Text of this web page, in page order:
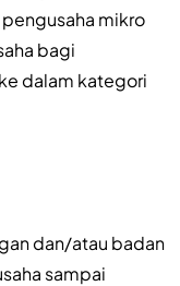
mikro
bagi
dalam kategori
dan/atau badan
sampai